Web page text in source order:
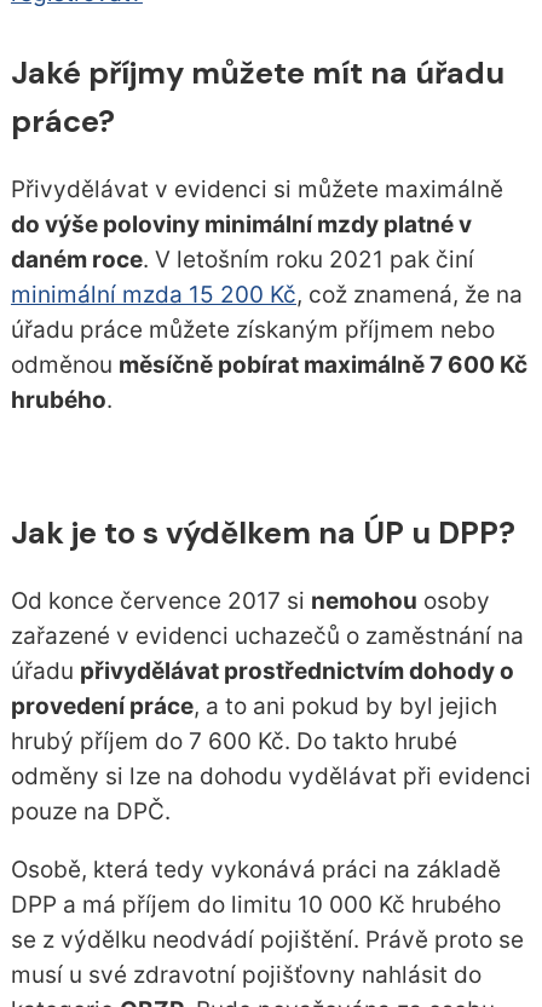
Jaké příjmy můžete mít na úřadu
práce?
Přivydělávat v evidenci si můžete maximálně
do výše poloviny minimální mzdy platné v
daném roce. V letošním roku 2021 pak činí
minimální mzda 15 200 Kč, což znamená, že na
úřadu práce můžete získaným příjmem nebo
odměnou měsíčně pobírat maximálně 7 600 Kč
hrubého.
Jak je to s výdělkem na ÚP u DPP?
Od konce července 2017 si nemohou osoby
zařazené v evidenci uchazečů o zaměstnání na
úřadu přivydělávat prostřednictvím dohody o
provedení práce, a to ani pokud by byl jejich
hrubý příjem do 7 600 Kč. Do takto hrubé
odměny si lze na dohodu vydělávat při evidenci
pouze na DPČ.
Osobě, která tedy vykonává práci na základě
DPP a má příjem do limitu 10 000 Kč hrubého
se z výdělku neodvádí pojištění. Právě proto se
musí u své zdravotní pojišťovny nahlásit do